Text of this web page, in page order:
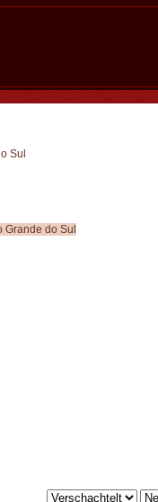
Sul
do Sul